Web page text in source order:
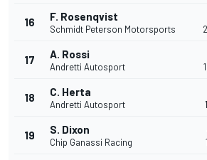
16 F. Rosenqvist
Schmidt Peterson Motorsports
17 A. Rossi
Andretti Autosport
18 C. Herta
Andretti Autosport
19 S. Dixon
Chip Ganassi Racing